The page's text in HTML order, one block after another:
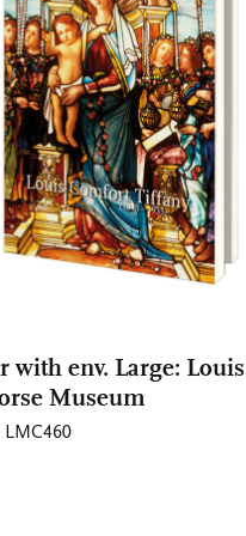
with env. Large:
Museum